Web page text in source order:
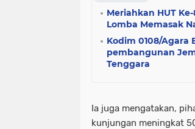
Meriahkan HUT
Lomba Memasak
Kodim 0108/Agara
pembangunan
Tenggara
Ia juga mengatakan,
kunjungan meningkat